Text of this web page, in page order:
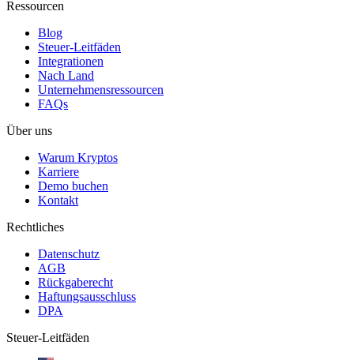
Ressourcen
Blog
Steuer-Leitfäden
Integrationen
Nach Land
Unternehmensressourcen
FAQs
Über uns
Warum Kryptos
Karriere
Demo buchen
Kontakt
Rechtliches
Datenschutz
AGB
Rückgaberecht
Haftungsausschluss
DPA
Steuer-Leitfäden